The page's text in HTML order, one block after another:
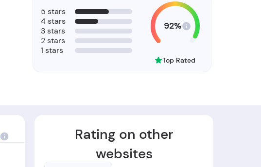
5 stars
4 stars
3 stars
2 stars
1 stars
92%
Top Rated
Rating on other
websites